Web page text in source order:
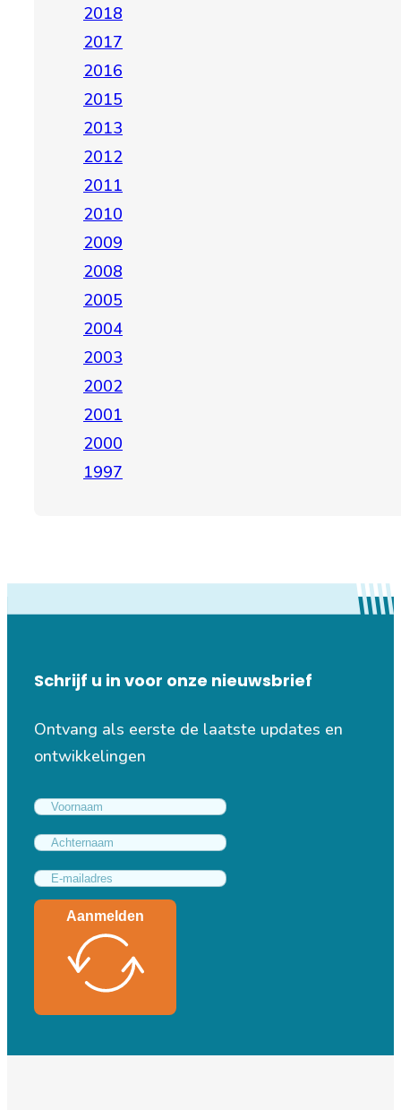
2018
2017
2016
2015
2013
2012
2011
2010
2009
2008
2005
2004
2003
2002
2001
2000
1997
Schrijf u in voor onze nieuwsbrief
Ontvang als eerste de laatste updates en
ontwikkelingen
Aanmelden